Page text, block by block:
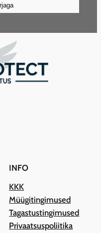
INFO
KKK
Müügitingimused
Tagastustingimused
Privaatsuspoliitika